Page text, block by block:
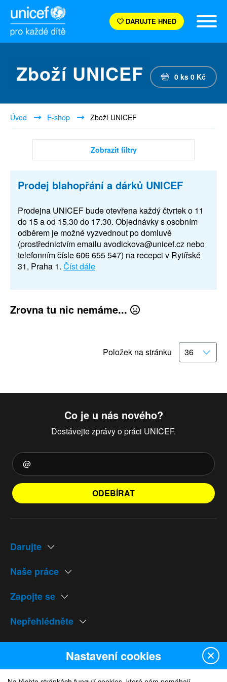
DARUJTE HNED
Zboží UNICEF 0 ks 0 Kč
Úvod E-shop Zboží UNICEF
Zobrazit filtry
Prodej blahopřání a dárků UNICEF
Prodejna UNICEF bude otevřena každý čtvrtek o 11
do 15 a od 15.30 do 17.30. Objednávky s osobním
odběrem je možné vyzvednout po domluvě
(prostřednictvím emailu avodickova@unicef.cz nebo
telefonním čísle 606 655 547) na recepci v Rytířské
31, Praha 1. Číst dále
Zrovna tu nic nemáme...
Položek na stránku
Co je u nás nového?
Dostávejte zprávy o práci UNICEF.
ODEBÍRAT
Darujte
Naše práce
Zapojte se
Nepřehlédněte
Naše weby
Nastavení cookies